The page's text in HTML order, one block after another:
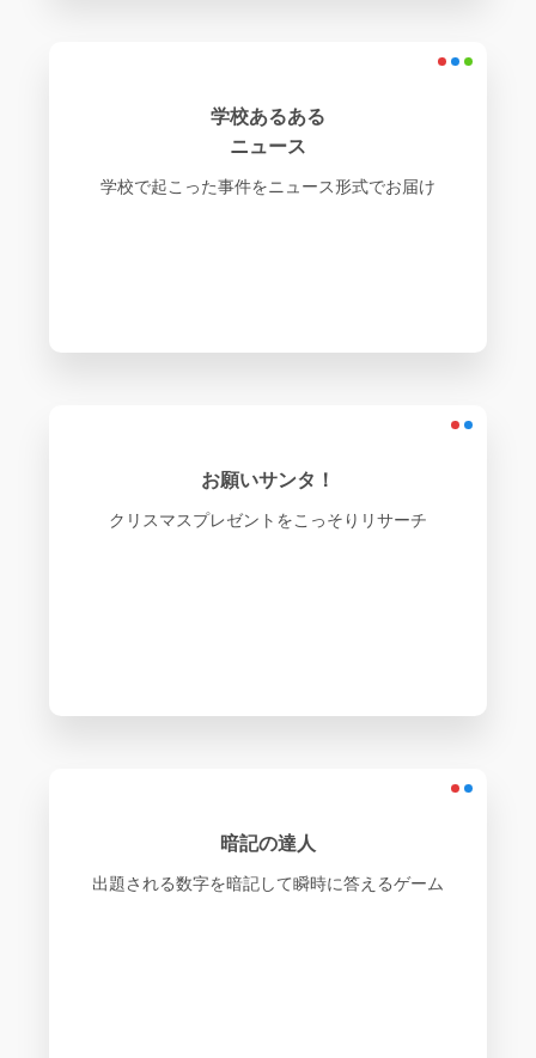
学校あるある
ニュース
学校で起こった事件をニュース形式でお届け
お願いサンタ！
クリスマスプレゼントをこっそりリサーチ
暗記の達人
出題される数字を暗記して瞬時に答えるゲーム